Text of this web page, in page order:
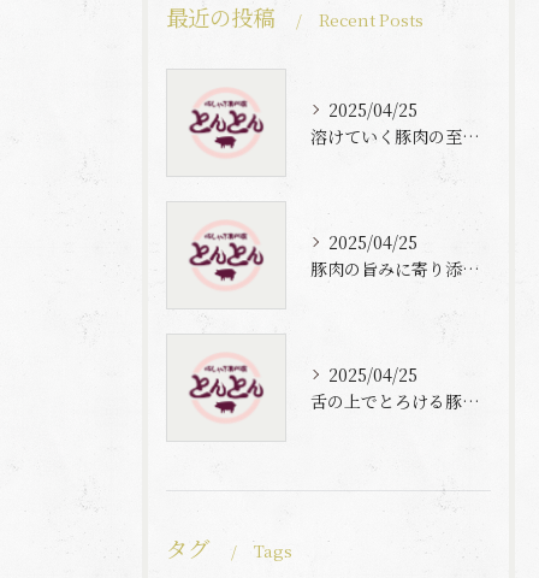
最近の投稿 Recent Posts
2025/04/25
溶けていく豚肉の至福体験
2025/04/25
豚肉の旨みに寄り添う自家製梅出汁の魅力
2025/04/25
舌の上でとろける豚肉と自家製梅出汁の魅力
タグ Tags